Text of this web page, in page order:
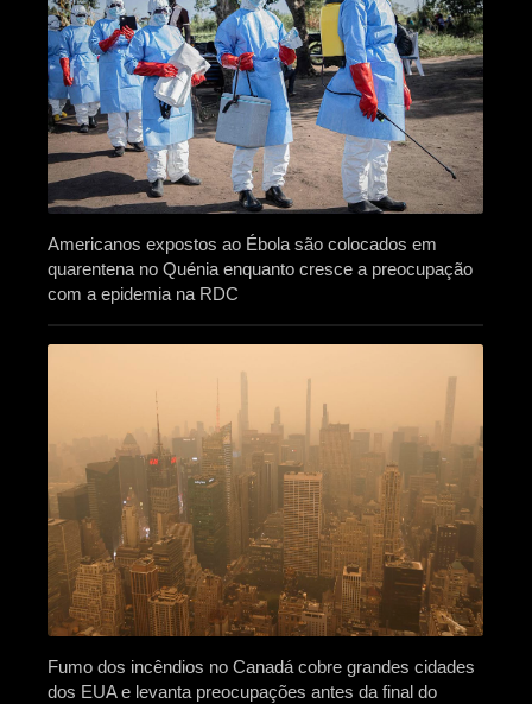
Americanos expostos ao Ébola são colocados em
quarentena no Quénia enquanto cresce a preocupação
com a epidemia na RDC
Fumo dos incêndios no Canadá cobre grandes cidades
dos EUA e levanta preocupações antes da final do